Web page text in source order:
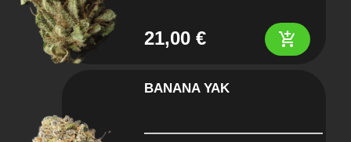
21,00 € add_shopping_cart
BANANA YAK